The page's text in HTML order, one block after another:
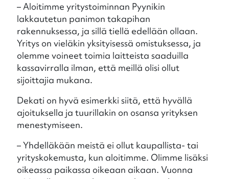
– Aloitimme yritystoiminnan Pyynikin
lakkautetun panimon takapihan
rakennuksessa, ja sillä tiellä edellään ollaan.
Yritys on vieläkin yksityisessä omistuksessa, ja
olemme voineet toimia laitteista saaduilla
kassavirralla ilman, että meillä olisi ollut
sijoittajia mukana.
Dekati on hyvä esimerkki siitä, että hyvällä
ajoituksella ja tuurillakin on osansa yrityksen
menestymiseen.
– Yhdelläkään meistä ei ollut kaupallista- tai
yrityskokemusta, kun aloitimme. Olimme lisäksi
oikeassa paikassa oikeaan aikaan. Vuonna